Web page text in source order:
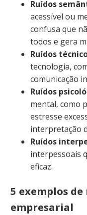
Ruídos
acessível ou
confusa que
todos e gera
Ruídos
tecnologia,
comunicação
Ruídos
mental, como
estresse
interpretação
Ruídos
interpessoais
eficaz.
5 exemplos
empresarial